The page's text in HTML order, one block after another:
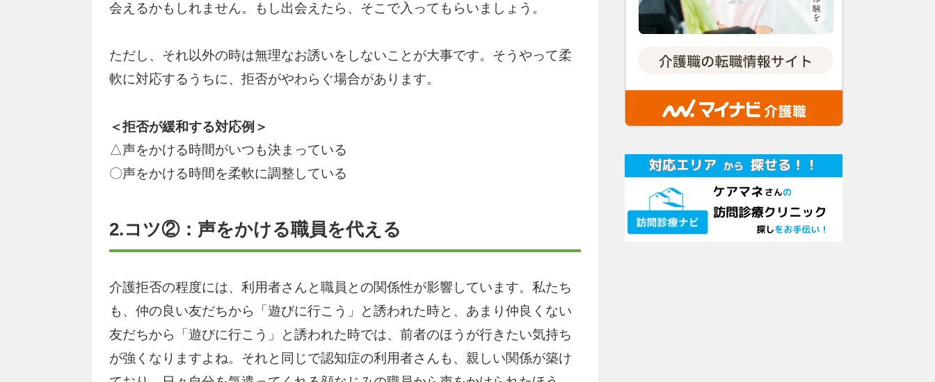
会えるかもしれません。もし出会えたら、そこで入ってもらいましょう。
ただし、それ以外の時は無理なお誘いをしないことが大事です。そうやって柔
軟に対応するうちに、拒否がやわらぐ場合があります。
＜拒否が緩和する対応例＞
△声をかける時間がいつも決まっている
〇声をかける時間を柔軟に調整している
2.コツ②：声をかける職員を代える
介護拒否の程度には、利用者さんと職員との関係性が影響しています。私たち
も、仲の良い友だちから「遊びに行こう」と誘われた時と、あまり仲良くない
友だちから「遊びに行こう」と誘われた時では、前者のほうが行きたい気持ち
が強くなりますよね。それと同じで認知症の利用者さんも、親しい関係が築け